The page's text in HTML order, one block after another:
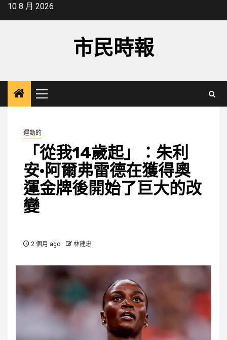
Skip10 8 月 2026
市民時報
Primary
Menu
運動的
「從我14歲起」：朱利
安·阿爾弗雷德在獲得奧
運金牌後開始了巨大的改
變
2 個月 ago 林建忠